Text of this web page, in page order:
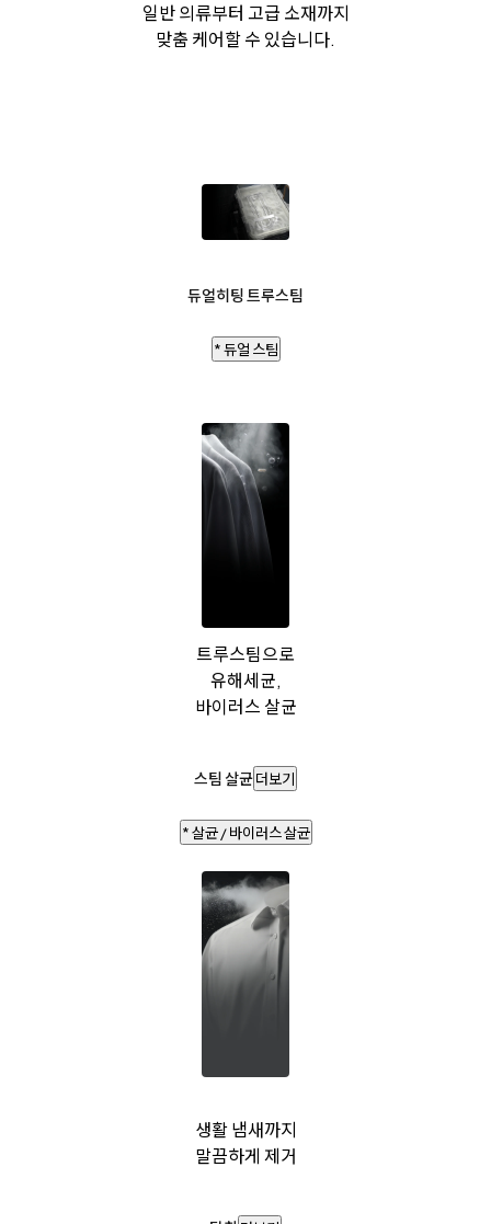
일반 의류부터 고급 소재까지
맞춤 케어할 수 있습니다.
듀얼히팅 트루스팀
* 듀얼 스팀
트루스팀으로
유해세균,
바이러스 살균
스팀 살균더보기
* 살균 / 바이러스 살균
생활 냄새까지
말끔하게 제거